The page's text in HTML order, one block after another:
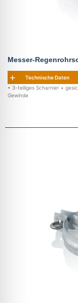
Messer-
Technische Daten
• 3-teiliges Scharnier •
Gewinde